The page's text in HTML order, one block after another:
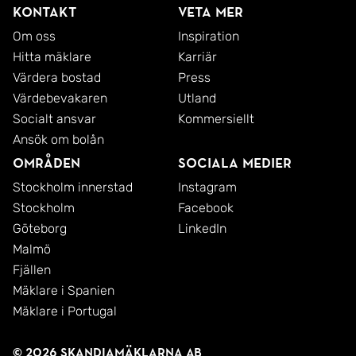
Kontakt
Om oss
Hitta mäklare
Värdera bostad
Värdebevakaren
Socialt ansvar
Ansök om bolån
Veta mer
Inspiration
Karriär
Press
Utland
Kommersiellt
Områden
Stockholm innerstad
Stockholm
Göteborg
Malmö
Fjällen
Mäklare i Spanien
Mäklare i Portugal
Sociala medier
Instagram
Facebook
LinkedIn
© 2026 SkandiaMäklarna AB